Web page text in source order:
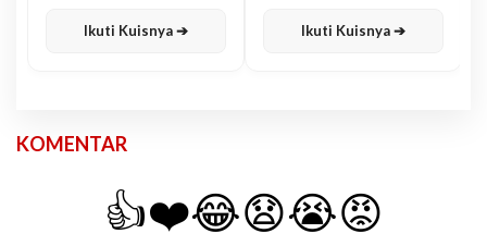
Ikuti Kuisnya ➔ Ikuti Kuisnya ➔
KOMENTAR
👍❤️😂😧😭😡